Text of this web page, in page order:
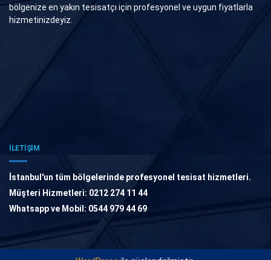
bölgenize en yakın tesisatçı için profesyonel ve uygun fiyatlarla
hizmetinizdeyiz.
İLETİŞİM
İstanbul'un tüm bölgelerinde profesyonel tesisat hizmetleri.
Müşteri Hizmetleri: 0212 274 11 44
Whatsapp ve Mobil: 0544 979 44 69